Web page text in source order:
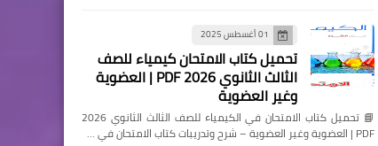
01 أغسطس 2025
تحميل كتاب الامتحان كيمياء للصف
الثالث الثانوي 2026 PDF | العضوية
وغير العضوية
📘 تحميل كتاب الامتحان في الكيمياء للصف الثالث الثانوي 2026
PDF | العضوية وغير العضوية – شرح وتدريبات كتاب الامتحان في …